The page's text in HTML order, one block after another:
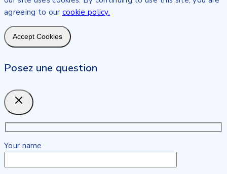
agreeing to our cookie policy.
Accept Cookies
Posez une question
Your name